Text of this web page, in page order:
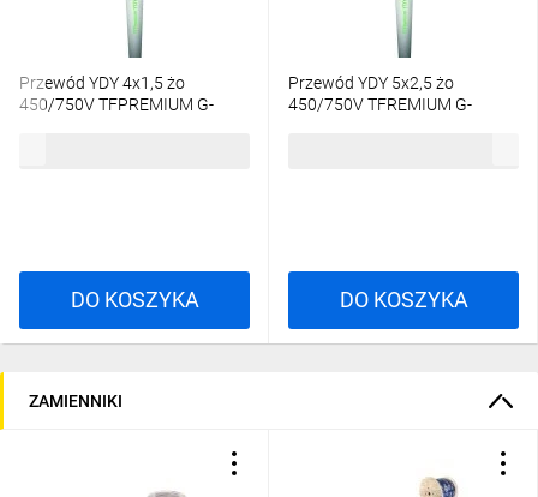
Przewód YDY 4x1,5 żo
450/750V TFPREMIUM G-
DO KOSZYKA
Przewód YDY 5x2,5 żo
450/750V TFREMIUM G-
DO KOSZYKA
ZAMIENNIKI